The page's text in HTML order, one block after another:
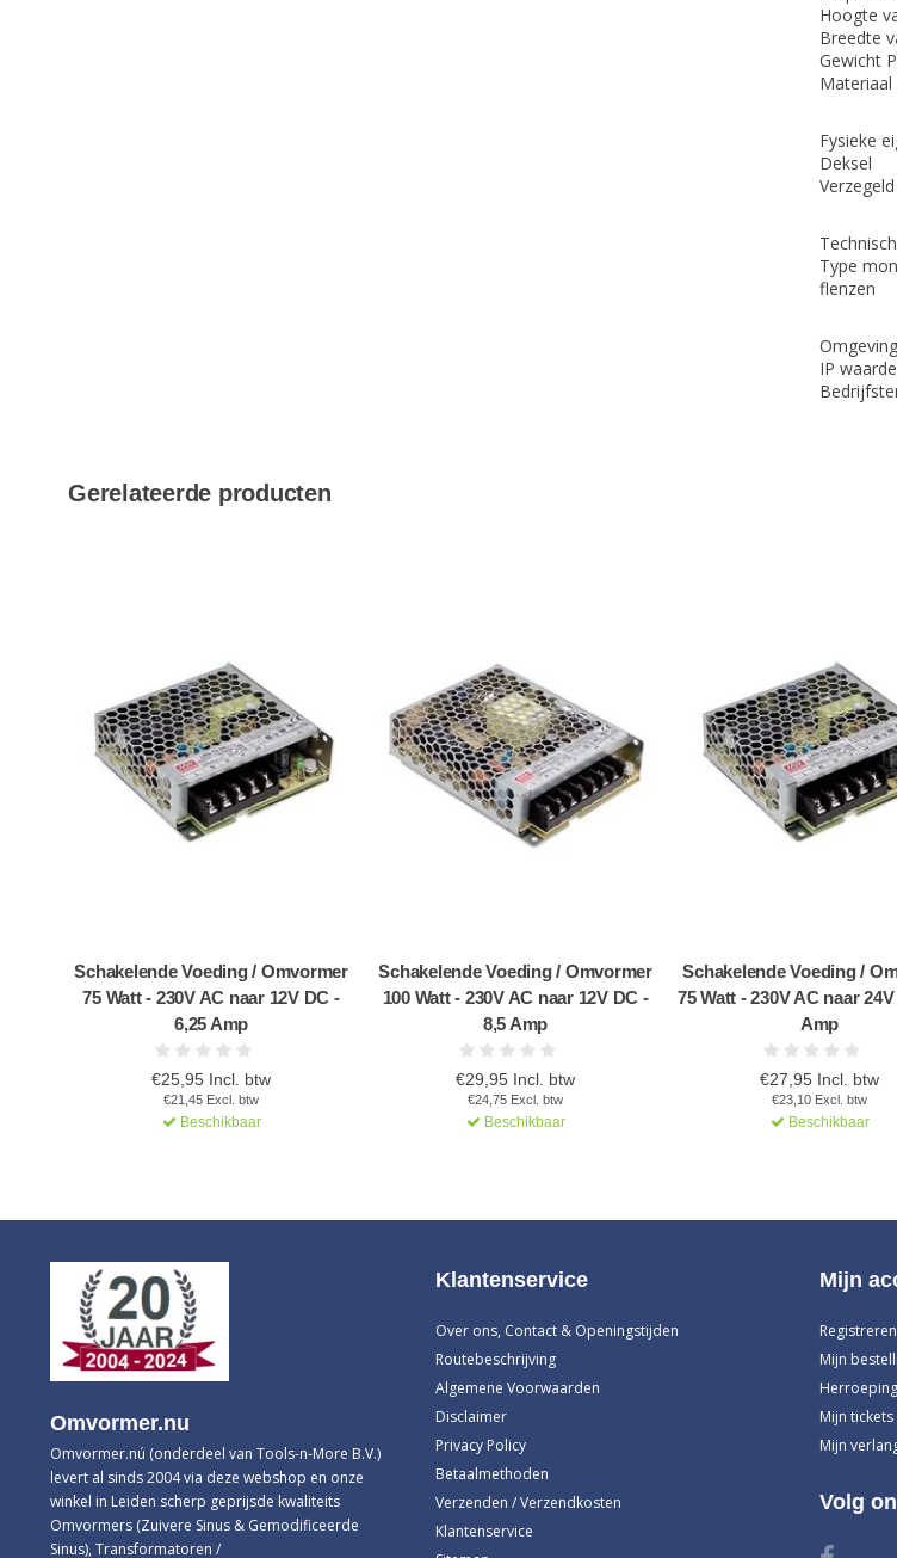
Hoogte
Breedte
Gewicht
Materiaal
Fysieke
Deksel
Verzegeld
Type
flenzen
IP waarde
Gerelateerde producten
Schakelende Voeding / Omvormer
75 Watt - 230V AC naar 12V DC -
6,25 Amp
€25,95 Incl. btw
€21,45 Excl. btw
Beschikbaar
Schakelende Voeding / Omvormer
100 Watt - 230V AC naar 12V DC -
8,5 Amp
€29,95 Incl. btw
€24,75 Excl. btw
Beschikbaar
Schakelende Voeding /
75 Watt - 230V AC naar
Amp
€27,95 Incl. btw
€23,10 Excl. btw
Beschikbaar
Omvormer.nu
Omvormer.nú (onderdeel van Tools-n-More B.V.)
levert al sinds 2004 via deze webshop en onze
winkel in Leiden scherp geprijsde kwaliteits
Omvormers (Zuivere Sinus & Gemodificeerde
Sinus), Transformatoren /
Klantenservice
Over ons, Contact & Openingstijden
Routebeschrijving
Algemene Voorwaarden
Disclaimer
Privacy Policy
Betaalmethoden
Verzenden / Verzendkosten
Klantenservice
Mijn
Registreren
Mijn
Mijn tickets
Mijn
Volg